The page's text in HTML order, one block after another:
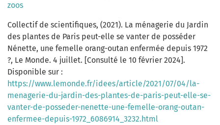
zoos
Collectif de scientifiques, (2021). La ménagerie du Jardin
des plantes de Paris peut-elle se vanter de posséder
Nénette, une femelle orang-outan enfermée depuis 1972
?, Le Monde. 4 juillet. [Consulté le 10 février 2024].
Disponible sur :
https://www.lemonde.fr/idees/article/2021/07/04/la-
menagerie-du-jardin-des-plantes-de-paris-peut-elle-se-
vanter-de-posseder-nenette-une-femelle-orang-outan-
enfermee-depuis-1972_6086914_3232.html